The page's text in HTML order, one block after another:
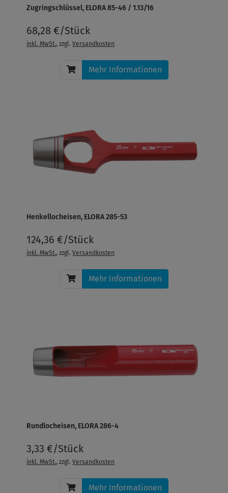
Zugringschlüssel, ELORA 85-46 / 1.13/16
68,28 €/Stück
inkl. MwSt., zzgl.Versandkosten
Mehr Informationen
Henkellocheisen, ELORA 285-53
124,36 €/Stück
inkl. MwSt., zzgl.Versandkosten
Mehr Informationen
Rundlocheisen, ELORA 286-4
3,33 €/Stück
inkl. MwSt., zzgl.Versandkosten
Mehr Informationen